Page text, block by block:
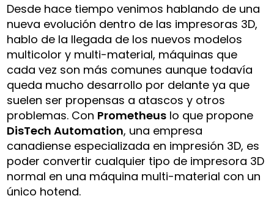
Desde hace tiempo venimos hablando de una
nueva evolución dentro de las impresoras 3D,
hablo de la llegada de los nuevos modelos
multicolor y multi-material, máquinas que
cada vez son más comunes aunque todavía
queda mucho desarrollo por delante ya que
suelen ser propensas a atascos y otros
problemas. Con Prometheus lo que propone
DisTech Automation, una empresa
canadiense especializada en impresión 3D, es
poder convertir cualquier tipo de impresora 3D
normal en una máquina multi-material con un
único hotend.